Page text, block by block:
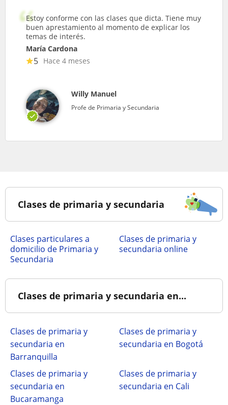
Estoy conforme con las clases que dicta. Tiene muy
buen aprestamiento al momento de explicar los
temas de interés.
María Cardona
5 Hace 4 meses
Willy Manuel
Profe de Primaria y Secundaria
Clases de primaria y secundaria
clases particulares a
domicilio de Primaria y
Secundaria
Clases de primaria y
secundaria online
Clases de primaria y secundaria en...
Clases de primaria y
secundaria en
Barranquilla
Clases de primaria y
secundaria en Bogotá
Clases de primaria y
secundaria en
Bucaramanga
Clases de primaria y
secundaria en Cali